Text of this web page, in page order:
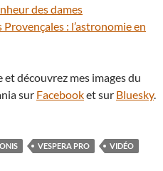
des dames
: l’astronomie en
découvrez mes images du
sur Facebooket sur Bluesky.
VESPERA PRO VIDÉO